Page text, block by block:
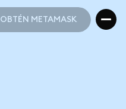
OBTÉN METAMASK